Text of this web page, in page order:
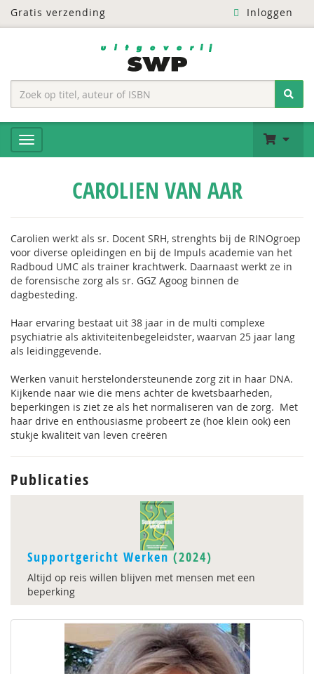
Gratis verzending Inloggen
CAROLIEN VAN AAR
Carolien werkt als sr. Docent SRH, strenghts bij de RINOgroep
voor diverse opleidingen en bij de Impuls academie van het
Radboud UMC als trainer krachtwerk. Daarnaast werkt ze in
de forensische zorg als sr. GGZ Agoog binnen de
dagbesteding.
Haar ervaring bestaat uit 38 jaar in de multi complexe
psychiatrie als aktiviteitenbegeleidster, waarvan 25 jaar lang
als leidinggevende.
Werken vanuit herstelondersteunende zorg zit in haar DNA.
Kijkende naar wie die mens achter de kwetsbaarheden,
beperkingen is ziet ze als het normaliseren van de zorg. Met
haar drive en enthousiasme probeert ze (hoe klein ook) een
stukje kwaliteit van leven creëren
Publicaties
Supportgericht Werken (2024)
Altijd op reis willen blijven met mensen met een
beperking